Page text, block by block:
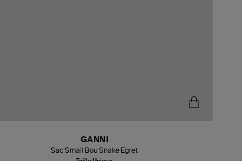
GANNI
Sac Small Bou Snake Egret